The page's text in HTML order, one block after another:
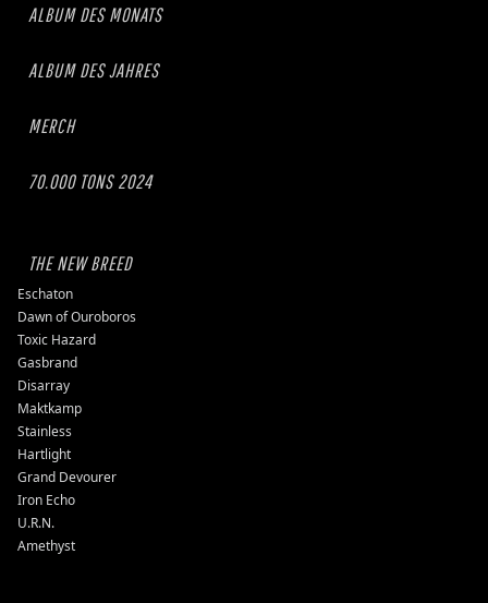
ALBUM DES MONATS
ALBUM DES JAHRES
MERCH
70.000 TONS 2024
THE NEW BREED
Eschaton
Dawn of Ouroboros
Toxic Hazard
Gasbrand
Disarray
Maktkamp
Stainless
Hartlight
Grand Devourer
Iron Echo
U.R.N.
Amethyst